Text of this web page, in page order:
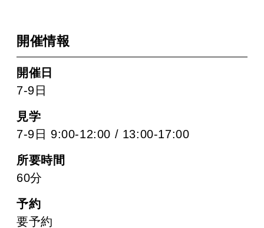
開催情報
開催日
7-9日
見学
7-9日 9:00-12:00 / 13:00-17:00
所要時間
60分
予約
要予約